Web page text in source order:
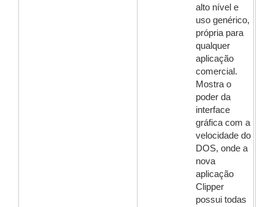
alto nível e
uso genérico,
própria para
qualquer
aplicação
comercial.
Mostra o
poder da
interface
gráfica com a
velocidade do
DOS, onde a
nova
aplicação
Clipper
possui todas